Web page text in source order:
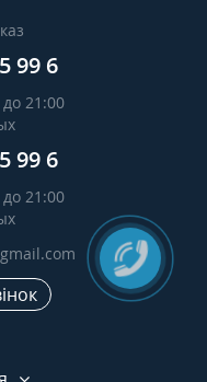
99 6
21:00
99 6
21:00